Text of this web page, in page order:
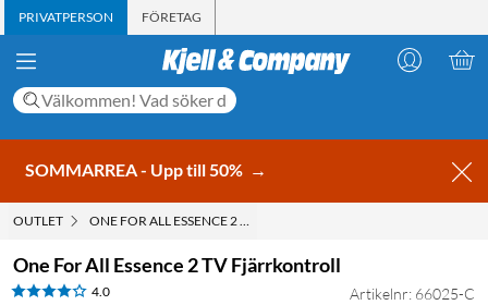
PRIVATPERSON FÖRETAG
SOMMARREA - Upp till 50% →
OUTLET ONE FOR ALL ESSENCE 2 TV FJÄRRKONTROLL
One For All Essence 2 TV Fjärrkontroll
4.0 Artikelnr: 66025-C